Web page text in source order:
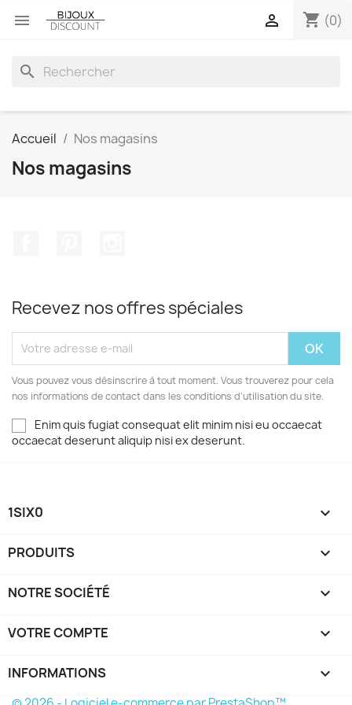
 shopping_cart (0)

search
Accueil Nos magasins
Nos magasins
Recevez nos offres spéciales
Vous pouvez vous désinscrire à tout moment. Vous trouverez pour cela
nos informations de contact dans les conditions d'utilisation du site.
Enim quis fugiat consequat elit minim nisi eu occaecat
occaecat deserunt aliquip nisi ex deserunt.
1SIX0 
PRODUITS 
NOTRE SOCIÉTÉ 
VOTRE COMPTE 
INFORMATIONS keyboard_arrow_down